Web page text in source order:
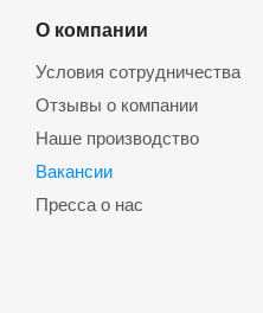
О компании
Условия сотрудничества
Отзывы о компании
Наше производство
Вакансии
Пресса о нас